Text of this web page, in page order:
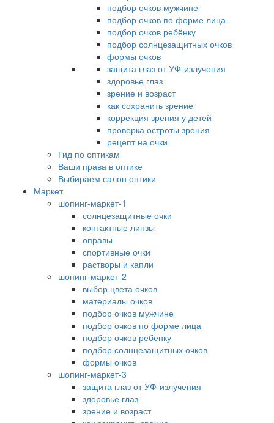
подбор очков мужчине
подбор очков по форме лица
подбор очков ребёнку
подбор солнцезащитных очков
формы очков
защита глаз от УФ-излучения
здоровье глаз
зрение и возраст
как сохранить зрение
коррекция зрения у детей
проверка остроты зрения
рецепт на очки
Гид по оптикам
Ваши права в оптике
Выбираем салон оптики
Маркет
шопинг-маркет-1
солнцезащитные очки
контактные линзы
оправы
спортивные очки
растворы и капли
шопинг-маркет-2
выбор цвета очков
материалы очков
подбор очков мужчине
подбор очков по форме лица
подбор очков ребёнку
подбор солнцезащитных очков
формы очков
шопинг-маркет-3
защита глаз от УФ-излучения
здоровье глаз
зрение и возраст